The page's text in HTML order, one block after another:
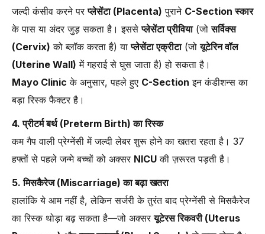
जल्दी कंसीव करने परप्लेसेंटा (Placenta) पुराने C-Section स्कार
के पास या अंदर जुड़ सकता है। इससेप्लेसेंटा प्रीविया(जोसर्विक्स
(Cervix) को ब्लॉक करता है) याप्लेसेंटा एक्रीटा(जोयूटेरिन वॉल
(Uterine Wall) में गहराई से घुस जाता है) हो सकता है।
Mayo Clinic के अनुसार, पहले हुए C-Section इन कंडीशन्स का
बड़ा रिस्क फैक्टर है।
4. प्रीटर्म बर्थ (Preterm Birth) का रिस्क
कम गैप वाली प्रेग्नेंसी में जल्दी लेबर शुरू होने का खतरा रहता है। 37
हफ्तों से पहले जन्मे बच्चों को अक्सर NICU की ज़रूरत पड़ती है।
5. मिसकैरेज (Miscarriage) का बढ़ा खतरा
हालांकि ये आम नहीं है, लेकिन सर्जरी के तुरंत बाद प्रेग्नेंसी से मिसकैरेज
का रिस्क थोड़ा बढ़ सकता है—जो अक्सरयूटेरस रिकवरी (Uterus